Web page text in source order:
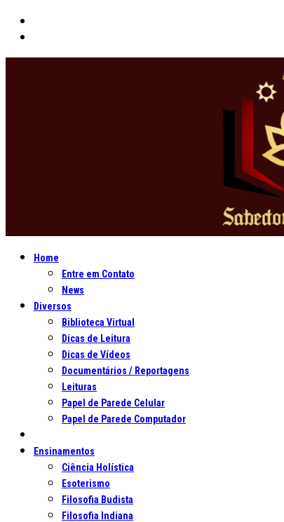
Home
Entre em Contato
News
Diversos
Biblioteca Virtual
Dicas de Leitura
Dicas de Vídeos
Documentários / Reportagens
Leituras
Papel de Parede Celular
Papel de Parede Computador
Ensinamentos
Ciência Holística
Esoterismo
Filosofia Budista
Filosofia Indiana